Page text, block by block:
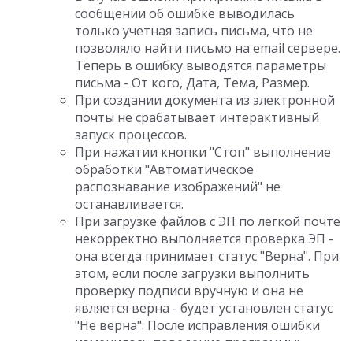
сообщении об ошибке выводилась
только учетная запись письма, что не
позволяло найти письмо на email сервере.
Теперь в ошибку выводятся параметры
письма - От кого, Дата, Тема, Размер.
При создании документа из электронной
почты не срабатывает интерактивный
запуск процессов.
При нажатии кнопки "Стоп" выполнение
обработки "Автоматическое
распознавание изображений" не
останавливается.
При загрузке файлов с ЭП по лёгкой почте
некорректно выполняется проверка ЭП -
она всегда принимает статус "Верна". При
этом, если после загрузки выполнить
проверку подписи вручную и она не
является верна - будет установлен статус
"Не верна". После исправления ошибки